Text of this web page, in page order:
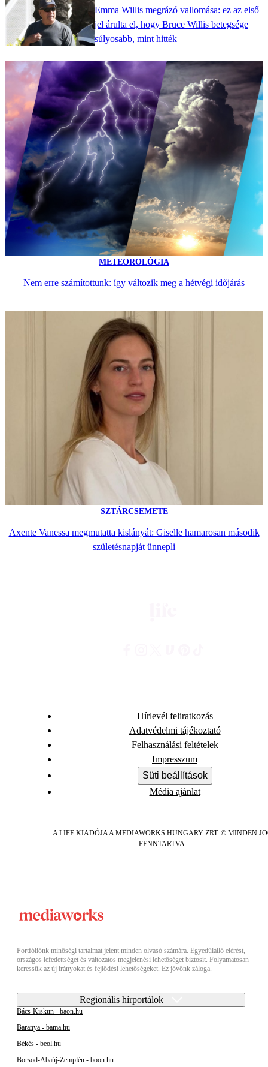
Emma Willis megrázó vallomása: ez az első
jel árulta el, hogy Bruce Willis betegsége
súlyosabb, mint hitték
METEOROLÓGIA
Nem erre számítottunk: így változik meg a hétvégi időjárás
SZTÁRCSEMETE
Axente Vanessa megmutatta kislányát: Giselle hamarosan második
születésnapját ünnepli
Hírlevél feliratkozás
Adatvédelmi tájékoztató
Felhasználási feltételek
Impresszum
Süti beállítások
Média ajánlat
A LIFE KIADÓJA A MEDIAWORKS HUNGARY ZRT. © MINDEN
FENNTARTVA.
Portfóliónk minőségi tartalmat jelent minden olvasó számára. Egyedülálló elérést,
országos lefedettséget és változatos megjelenési lehetőséget biztosít. Folyamatosan
keressük az új irányokat és fejlődési lehetőségeket. Ez jövőnk záloga.
Regionális hírportálok
Bács-Kiskun - baon.hu
Baranya - bama.hu
Békés - beol.hu
Borsod-Abaúj-Zemplén - boon.hu